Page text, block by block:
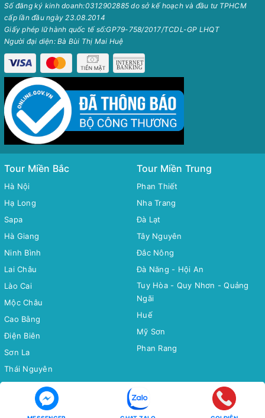
Số đăng ký kinh doanh:0312902885 do sở kế hoạch và đầu tư TPHCM
cấp lần đầu ngày 23.08.2014
Giấy phép lữ hành quốc tế số:GP79-758/2017/TCDL-GP LHQT
Người đại diện: Bà Bùi Thị Mai Huệ
Tour Miền Bắc
Hà Nội
Hạ Long
Sapa
Hà Giang
Ninh Bình
Lai Châu
Lào Cai
Mộc Châu
Cao Bằng
Điện Biên
Sơn La
Thái Nguyên
Tour Miền Trung
Phan Thiết
Nha Trang
Đà Lạt
Tây Nguyên
Đắc Nông
Đà Năng - Hội An
Tuy Hòa - Quy Nhơn - Quảng
Ngãi
Huế
Mỹ Sơn
Phan Rang